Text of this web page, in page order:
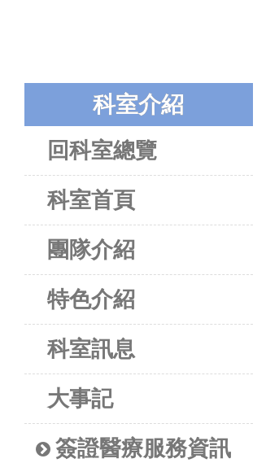
科室介紹
回科室總覽
科室首頁
團隊介紹
特色介紹
科室訊息
大事記
簽證醫療服務資訊